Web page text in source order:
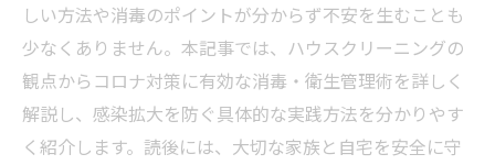
しい方法や消毒のポイントが分からず不安を生むことも
少なくありません。本記事では、ハウスクリーニングの
観点からコロナ対策に有効な消毒・衛生管理術を詳しく
解説し、感染拡大を防ぐ具体的な実践方法を分かりやす
く紹介します。読後には、大切な家族と自宅を安全に守